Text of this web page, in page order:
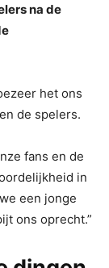
na de
het ons
de spelers.
fans en de
in
een jonge
ons oprecht.”